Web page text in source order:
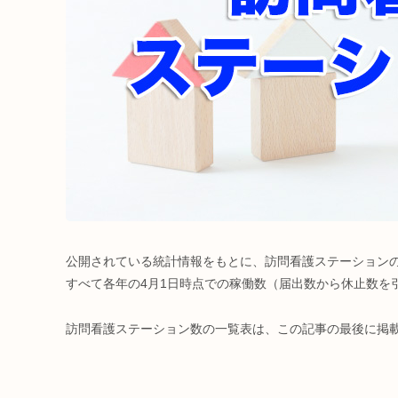
公開されている統計情報をもとに、訪問看護ステーショ
すべて各年の4月1日時点での稼働数（届出数から休止数を
訪問看護ステーション数の一覧表は、この記事の最後に掲